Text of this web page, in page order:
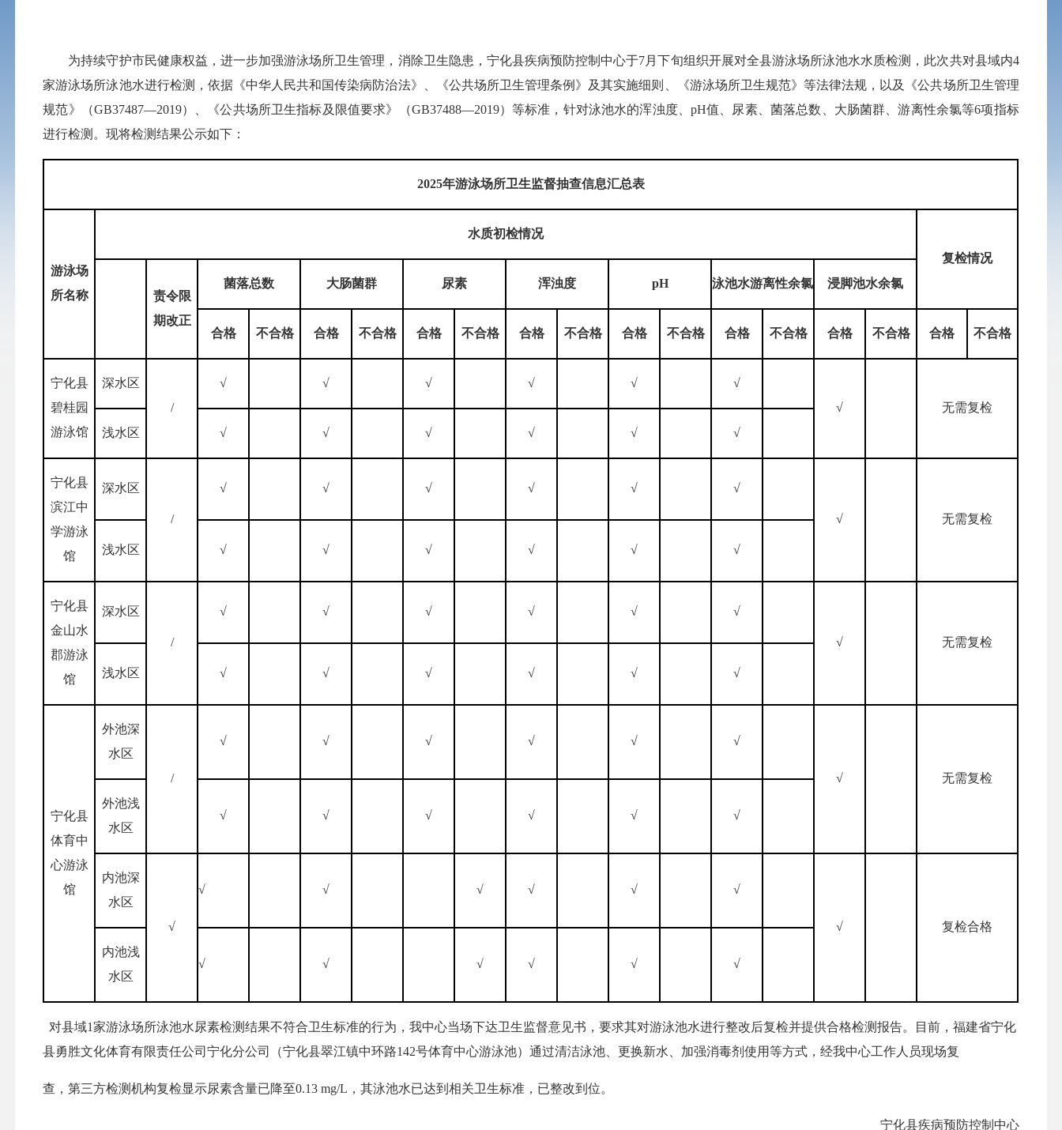
为持续守护市民健康权益，进一步加强游泳场所卫生管理，消除卫生隐患，宁化县疾病预防控制中心于7月下旬组织开展对全县游泳场所泳池水水质检测，此次共对县域内4
家游泳场所泳池水进行检测，依据《中华人民共和国传染病防治法》、《公共场所卫生管理条例》及其实施细则、《游泳场所卫生规范》等法律法规，以及《公共场所卫生管理
规范》（GB37487—2019）、《公共场所卫生指标及限值要求》（GB37488—2019）等标准，针对泳池水的浑浊度、pH值、尿素、菌落总数、大肠菌群、游离性余氯等6项指标
进行检测。现将检测结果公示如下：
2025年游泳场所卫生监督抽查信息汇总表
游泳场
所名称
水质初检情况
复检情况
责令限
期改正
菌落总数 大肠菌群 尿素 浑浊度 pH 泳池水游离性余氯 浸脚池水余氯
合格 不合格 合格 不合格 合格 不合格 合格 不合格 合格 不合格 合格 不合格 合格 不合格 合格 不合格
宁化县
碧桂园
游泳馆
深水区
/
√ √ √ √ √
√
√
无需复检
浅水区
√ √ √ √ √ √
宁化县
滨江中
学游泳
馆
深水区
/
√ √ √ √ √ √
√ 无需复检
浅水区 √ √ √ √ √ √
宁化县
金山水
郡游泳
馆
深水区
/
√ √ √ √ √ √
√ 无需复检
浅水区 √ √ √ √ √ √
宁化县
体育中
心游泳
馆
外池深
水区
/
√ √ √ √ √ √
√
无需复检
外池浅
水区
√ √ √ √ √ √
内池深
水区
√
√ √ √ √ √ √
√
复检合格
内池浅
水区
√ √ √ √ √ √
对县域1家游泳场所泳池水尿素检测结果不符合卫生标准的行为，我中心当场下达卫生监督意见书，要求其对游泳池水进行整改后复检并提供合格检测报告。目前，福建省宁化
县勇胜文化体育有限责任公司宁化分公司（宁化县翠江镇中环路142号体育中心游泳池）通过清洁泳池、更换新水、加强消毒剂使用等方式，经我中心工作人员现场复
查，第三方检测机构复检显示尿素含量已降至0.13 mg/L，其泳池水已达到相关卫生标准，已整改到位。
宁化县疾病预防控制中心